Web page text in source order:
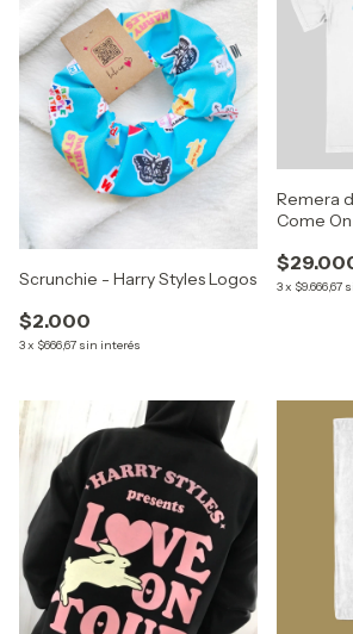
Scrunchie - Harry Styles Logos
$2.000
3x $666,67 sin interés
Remera
Come
Styles)
3x $9.666,67